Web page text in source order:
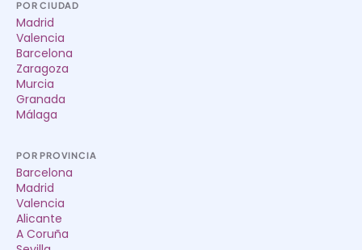
POR CIUDAD
Madrid
Valencia
Barcelona
Zaragoza
Murcia
Granada
Málaga
POR PROVINCIA
Barcelona
Madrid
Valencia
Alicante
A Coruña